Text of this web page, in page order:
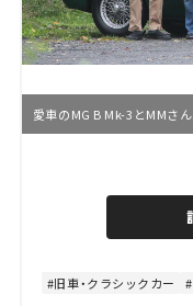
愛車のMG B Mk-3とMMさ
旧車・クラシックカー